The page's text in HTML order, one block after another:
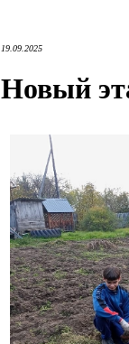
19.09.2025
Новый